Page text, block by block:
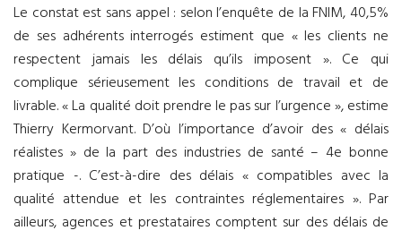
Le constat est sans appel : selon l’enquête de la FNIM, 40,5%
de ses adhérents interrogés estiment que « les clients ne
respectent jamais les délais qu’ils imposent ». Ce qui
complique sérieusement les conditions de travail et de
livrable. « La qualité doit prendre le pas sur l’urgence », estime
Thierry Kermorvant. D’où l’importance d’avoir des « délais
réalistes » de la part des industries de santé – 4e bonne
pratique -. C’est-à-dire des délais « compatibles avec la
qualité attendue et les contraintes réglementaires ». Par
ailleurs, agences et prestataires comptent sur des délais de